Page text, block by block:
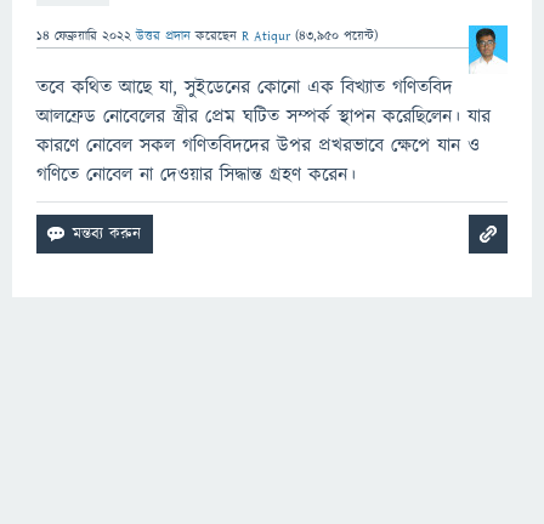
14 ফেব্রুয়ারি 2022 উত্তর প্রদান করেছেন R Atiqur (43,950 পয়েন্ট)
তবে কথিত আছে যা, সুইডেনের কোনো এক বিখ্যাত গণিতবিদ
আলফ্রেড নোবেলের স্ত্রীর প্রেম ঘটিত সম্পর্ক স্থাপন করেছিলেন। যার
কারণে নোবেল সকল গণিতবিদদের উপর প্রখরভাবে ক্ষেপে যান ও
গণিতে নোবেল না দেওয়ার সিদ্ধান্ত গ্রহণ করেন।